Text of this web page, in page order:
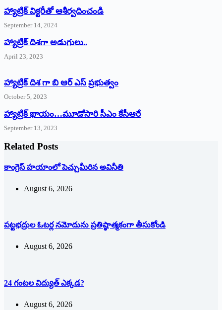
హ్యాట్రిక్‌ ‌విక్టరీతో ఆశీర్వదించండి
September 14, 2024
‌హ్యాట్రిక్‌ ‌దిశగా అడుగులు..
April 23, 2023
హ్యాట్రిక్ దిశ గా బి ఆర్ ఎస్ ప్రభుత్వం
October 5, 2023
హ్యాట్రిక్‌ ‌ఖాయం…మూడోసారి సీఎం కేసీఆరే
September 13, 2023
Related Posts
కాంగ్రెస్ హయాంలో పెచ్చుమీరిన అవినీతి
August 6, 2026
పట్టభద్రుల ఓటర్ల నమోదును ప్రతిష్ఠాత్మకంగా తీసుకోండి
August 6, 2026
24 గంటల విద్యుత్ ఎక్కడ?
August 6, 2026